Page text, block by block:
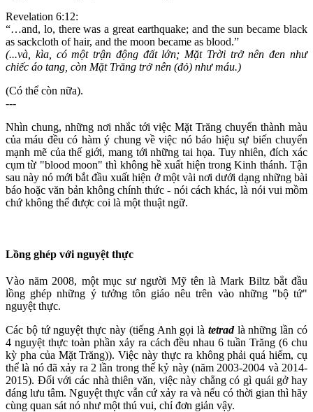
Revelation 6:12:
“…and, lo, there was a great earthquake; and the sun became black
as sackcloth of hair, and the moon became as blood.”
(...và, kìa, có một trận động đất lớn; Mặt Trời trở nên đen như
chiếc áo tang, còn Mặt Trăng trở nên (đỏ) như máu.)
(Có thể còn nữa).
---
Nhìn chung, những nơi nhắc tới việc Mặt Trăng chuyển thành màu
của máu đều có hàm ý chung về việc nó báo hiệu sự biến chuyển
mạnh mẽ của thế giới, mang tới những tai họa. Tuy nhiên, đích xác
cụm từ "blood moon" thì không hề xuất hiện trong Kinh thánh. Tận
sau này nó mới bắt đầu xuất hiện ở một vài nơi dưới dạng những bài
báo hoặc văn bản không chính thức - nói cách khác, là nói vui mồm
chứ không thể được coi là một thuật ngữ.
Lồng ghép với nguyệt thực
Vào năm 2008, một mục sư người Mỹ tên là Mark Biltz bắt đầu
lồng ghép những ý tưởng tôn giáo nêu trên vào những "bộ tứ"
nguyệt thực.
Các bộ tứ nguyệt thực này (tiếng Anh gọi là tetradlà những lần có
4 nguyệt thực toàn phần xảy ra cách đều nhau 6 tuần Trăng (6 chu
kỳ pha của Mặt Trăng)). Việc này thực ra không phải quá hiếm, cụ
thể là nó đã xảy ra 2 lần trong thế kỷ này (năm 2003-2004 và 2014-
2015). Đối với các nhà thiên văn, việc này chẳng có gì quái gở hay
đáng lưu tâm. Nguyệt thực vẫn cứ xảy ra và nếu có thời gian thì hãy
cùng quan sát nó như một thú vui, chỉ đơn giản vậy.